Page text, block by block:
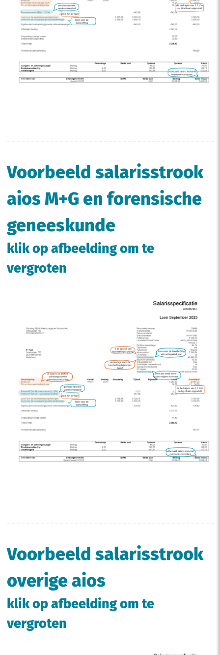
Voorbeeld salarisstrook
aios M+G en forensische
geneeskunde
klik op afbeelding om te
vergroten
Voorbeeld salarisstrook
overige aios
klik op afbeelding om te
vergroten